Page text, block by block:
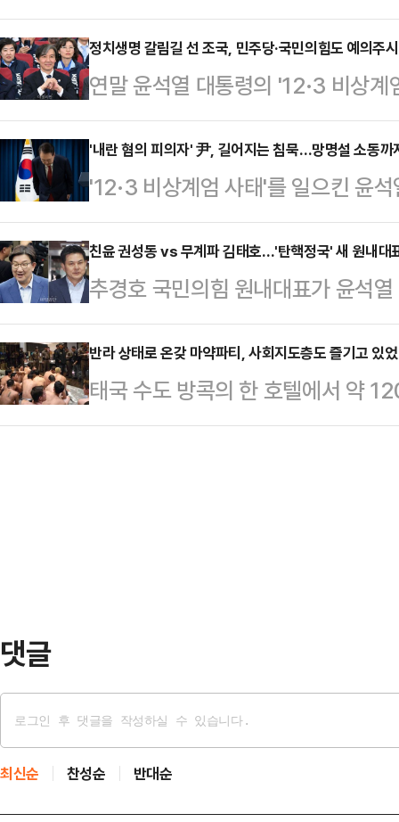
각 해제한 후 ‘내란수괴’로 몰리고
윤석열 대통령은 계엄령 선포도, 해
시‧사변 또는 이에 준하는 국가비상
써 군사상의 필요에 응하거나 공공
지는 법적으로 따져봐야 한다. 사법
다.대통령의 상황인식 틀린 게 있었
대국민 특별담화’에…
정치생명 갈림길 선 조국, 민주당·국민의힘도 예의주
연말 윤석열 대통령의 '12·3 비상
데, 대권 잠룡인 조국 조국혁신당
쏠린다. 윤 대통령 탄핵 정국 속 이
능성이 높아지면서, 조국 대표의 대
시나리오의 분수령이 될 수 있어서
12일 자녀 입시비리와 청와대 감찰
있다. 2019년 12월 기소된 지 5년
'내란 혐의 피의자' 尹, 길어지는 침묵…망명설 소동까
'12·3 비상계엄 사태'를 일으킨 윤
인 것으로 알려졌다. 내란 및 직권
금지 조치까지 내려지며 강제수사
돌입한 모습이다. 윤 대통령은 지
남동 관저에서 칩거하며 정국 상황
따르면, 윤 대통령 측은 변호인단
포함해 윤 대통령과 친분이 있는 법
검사 …
친윤 권성동 vs 무계파 김태호…'탄핵정국' 새 원내대
추경호 국민의힘 원내대표가 윤석
책임을 지고 사퇴하면서 공석이 된
속 원내의 중심이 될 원내대표 선출
되면서 관심이 높아지고 있다. 원
의 김태호 의원이 출사표를 던졌다
반라 상태로 온갖 마약파티, 사회지도층도 즐기고 있
태국 수도 방콕의 한 호텔에서 약
발됐다.10일(현지 시각) AFP통신
댓글
최신순 찬성순 반대순